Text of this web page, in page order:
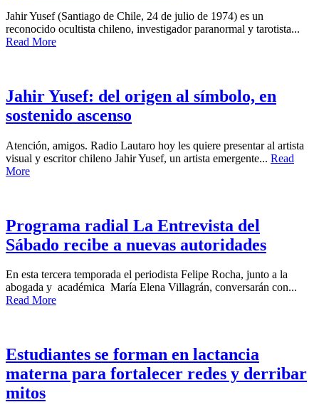
Jahir Yusef (Santiago de Chile, 24 de julio de 1974) es un
reconocido ocultista chileno, investigador paranormal y tarotista...
Read More
Jahir Yusef: del origen al símbolo, en
sostenido ascenso
Atención, amigos. Radio Lautaro hoy les quiere presentar al artista
visual y escritor chileno Jahir Yusef, un artista emergente... Read
More
Programa radial La Entrevista del
Sábado recibe a nuevas autoridades
En esta tercera temporada el periodista Felipe Rocha, junto a la
abogada y académica María Elena Villagrán, conversarán con...
Read More
Estudiantes se forman en lactancia
materna para fortalecer redes y derribar
mitos